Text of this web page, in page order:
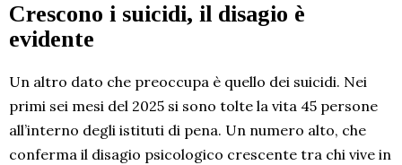
Crescono i suicidi, il disagio è
evidente
Un altro dato che preoccupa è quello dei suicidi. Nei
primi sei mesi del 2025 si sono tolte la vita 45 persone
all’interno degli istituti di pena. Un numero alto, che
conferma il disagio psicologico crescente tra chi vive in